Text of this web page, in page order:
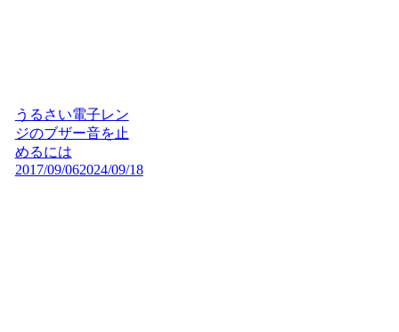
うるさい電子レン
ジのブザー音を止
めるには
2017/09/062024/09/18